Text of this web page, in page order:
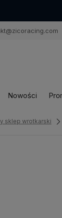
Nowości
sklep wrotkarski